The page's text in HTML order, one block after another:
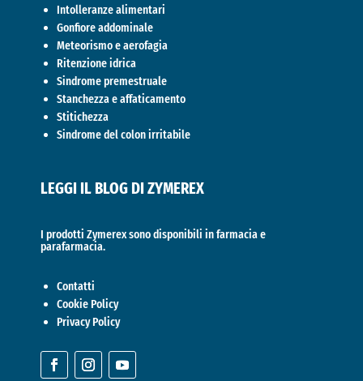
Intolleranze alimentari
Gonfiore addominale
Meteorismo e aerofagia
Ritenzione idrica
Sindrome premestruale
Stanchezza e affaticamento
Stitichezza
Sindrome del colon irritabile
LEGGI IL BLOG DI ZYMEREX
I prodotti Zymerex sono disponibili in farmacia e
parafarmacia.
Contatti
Cookie Policy
Privacy Policy